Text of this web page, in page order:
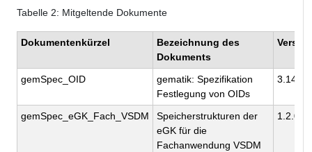
Tabelle 2: Mitgeltende Dokumente
Dokumentenkürzel
Bezeichnung des
Dokuments
Version
gemSpec_OID
gematik: Spezifikation
Festlegung von OIDs
3.14.0
gemSpec_eGK_Fach_VSDM
Speicherstrukturen der
eGK für die
Fachanwendung VSDM
1.2.0